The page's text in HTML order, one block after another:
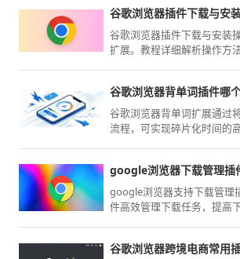
谷歌浏览器插件下载与安
谷歌浏览器插件下载与安装
扩展。教程详细解析操作方
谷歌浏览器背单词插件哪
谷歌浏览器背单词扩展通过
流程，可实现碎片化时间的
google浏览器下载管理插
google浏览器支持下载管理
件高效管理下载任务，提高
谷歌浏览器跨境电商常用